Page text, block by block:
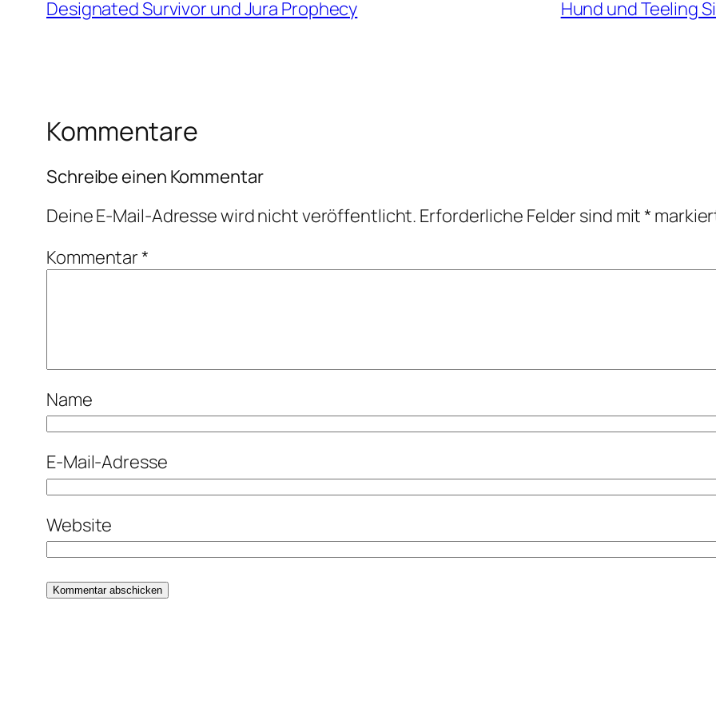
Designated Survivor und Jura Prophecy
Hund und Teeling
Kommentare
Schreibe einen Kommentar
Deine E-Mail-Adresse wird nicht veröffentlicht. Erforderliche Felder sind mit*
Kommentar*
Name
E-Mail-Adresse
Website